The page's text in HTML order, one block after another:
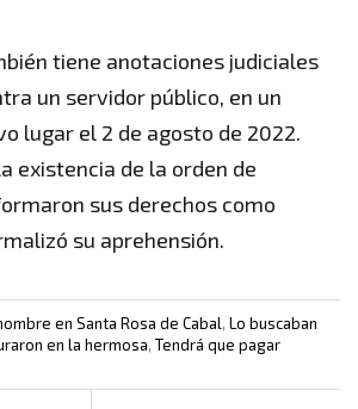
tiene anotaciones judiciales
un servidor público, en un
lugar el 2 de agosto de 2022.
existencia de la orden de
sus derechos como
su aprehensión.
en Santa Rosa de Cabal, Lo buscaban
en la hermosa, Tendrá que pagar